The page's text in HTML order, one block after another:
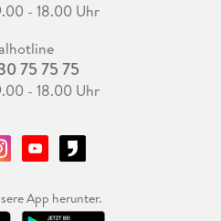
- 18.00 Uhr
75 75 75
- 18.00 Uhr
App herunter.